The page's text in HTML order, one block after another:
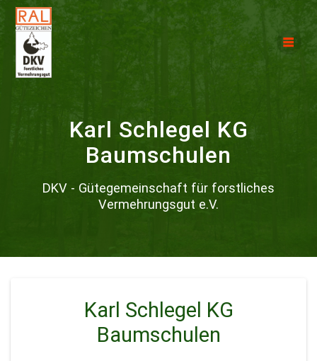
Karl Schlegel KG
Baumschulen
DKV - Gütegemeinschaft für forstliches
Vermehrungsgut e.V.
Karl Schlegel KG
Baumschulen